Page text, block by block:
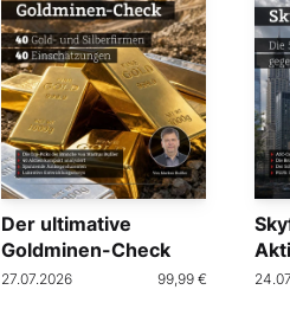
Der ultimative
Goldminen-Check
27.07.2026 99,99 €